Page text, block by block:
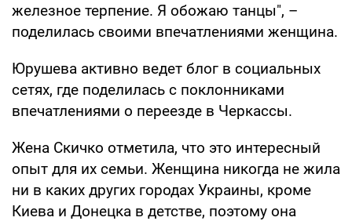
железное терпение. Я обожаю танцы", –
поделилась своими впечатлениями женщина.
Юрушева активно ведет блог в социальных
сетях, где поделилась с поклонниками
впечатлениями о переезде в Черкассы.
Жена Скичко отметила, что это интересный
опыт для их семьи. Женщина никогда не жила
ни в каких других городах Украины, кроме
Киева и Донецка в детстве, поэтому она